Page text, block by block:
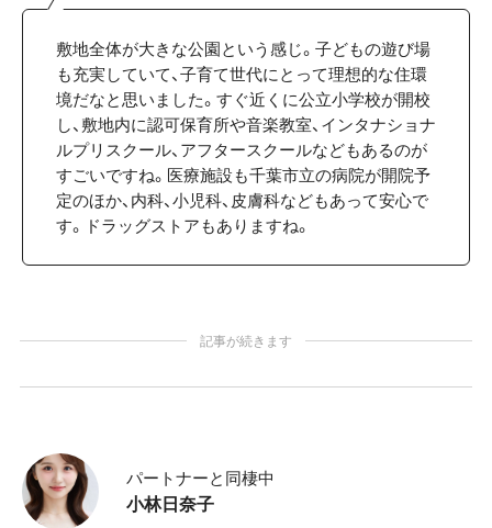
敷地全体が大きな公園という感じ。子どもの遊び場
も充実していて、子育て世代にとって理想的な住環
境だなと思いました。すぐ近くに公立小学校が開校
し、敷地内に認可保育所や音楽教室、インタナショナ
ルプリスクール、アフタースクールなどもあるのが
すごいですね。医療施設も千葉市立の病院が開院予
定のほか、内科、小児科、皮膚科などもあって安心で
す。ドラッグストアもありますね。
記事が続きます
パートナーと同棲中
小林日奈子